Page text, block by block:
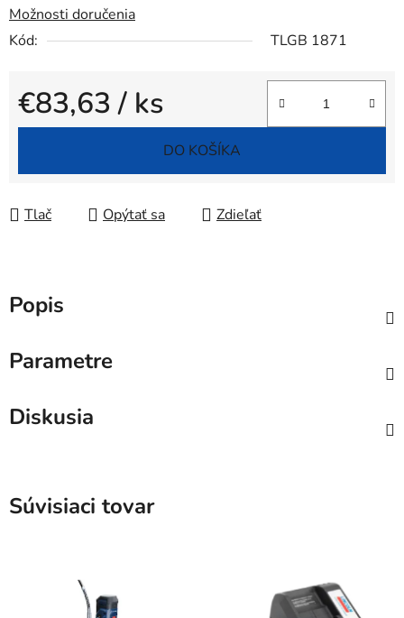
Možnosti doručenia
Kód:
TLGB 1871
€83,63/ ks
Jednotková cena:
DO KOŠÍKA
Tlač Opýtať sa Zdieľať
Popis
Parametre
Diskusia
Súvisiaci tovar